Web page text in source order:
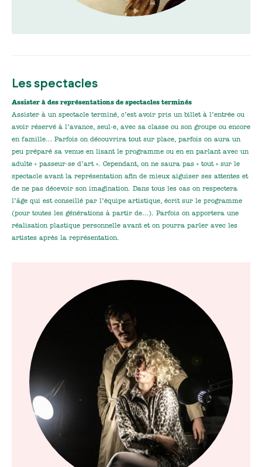
Les spectacles
Assister à des représentations de spectacles terminés
Assister à un spectacle terminé, c’est avoir pris un billet à l’entrée ou
avoir réservé à l’avance, seul·e, avec sa classe ou son groupe ou encore
en famille… Parfois on découvrira tout sur place, parfois on aura un
peu préparé sa venue en lisant le programme ou en en parlant avec un
adulte « passeur·se d’art ». Cependant, on ne saura pas « tout » sur le
spectacle avant la représentation afin de mieux aiguiser ses attentes et
de ne pas décevoir son imagination. Dans tous les cas on respectera
l’âge qui est conseillé par l’équipe artistique, écrit sur le programme
(pour toutes les générations à partir de…). Parfois on apportera une
réalisation plastique personnelle avant et on pourra parler avec les
artistes après la représentation.